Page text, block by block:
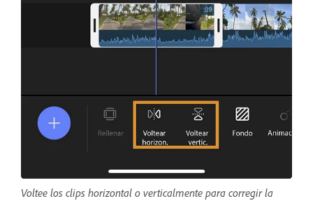
Voltee los clips horizontal o verticalmente para corregir la